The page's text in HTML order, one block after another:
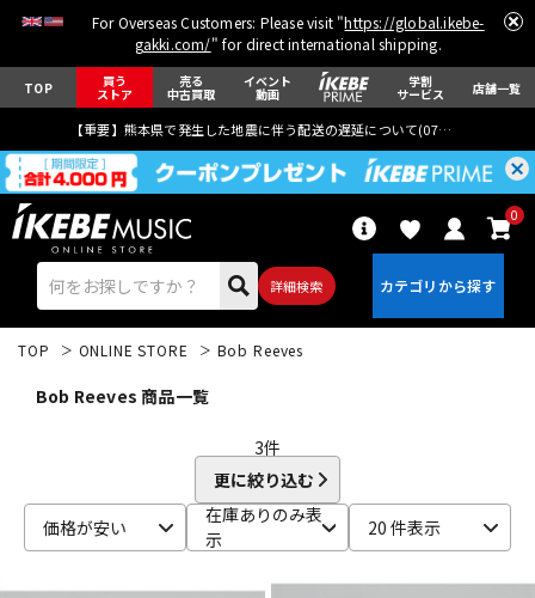
For Overseas Customers: Please visit "https://global.ikebe-
gakki.com/" for direct international shipping.
TOP 買う
ストア
売る
中古買取
イベント
動画
学割
サービス 店舗一覧
【重要】熊本県で発生した地震に伴う配送の遅延について(07月29日
詳細検索
0
TOP ONLINE STORE Bob Reeves
Bob Reeves 商品一覧
3件
更に絞り込む
価格が安い
在庫ありのみ表
示
20 件表示